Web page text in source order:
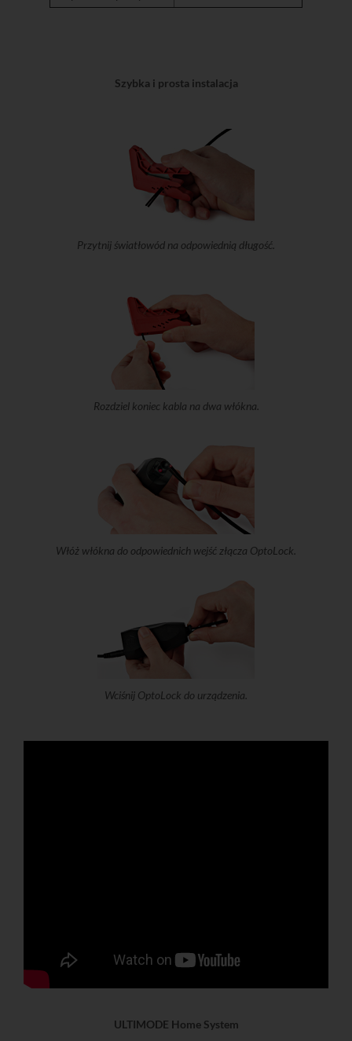
Szybka i prosta instalacja
Przytnij światłowód na odpowiednią długość.
Rozdziel koniec kabla na dwa włókna.
Włóż włókna do odpowiednich wejść złącza OptoLock.
Wciśnij OptoLock do urządzenia.
ULTIMODE Home System